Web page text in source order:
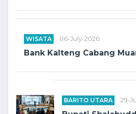
WISATA 06-July-2026
Bank Kalteng Cabang
BARITO UTARA 29-